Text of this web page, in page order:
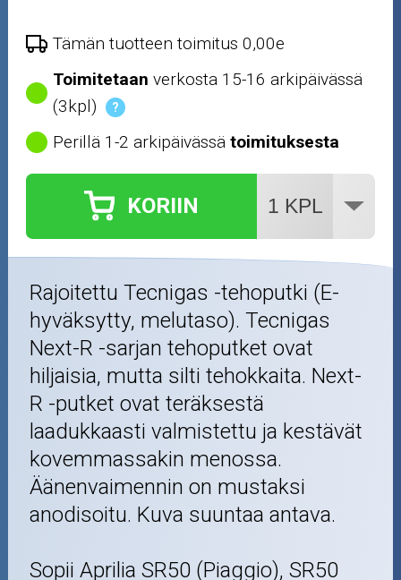
Tämän tuotteen toimitus 0,00e
Toimitetaan verkosta 15-16 arkipäivässä
(3kpl)
?
Perillä 1-2 arkipäivässätoimituksesta
KORIIN
Rajoitettu Tecnigas -tehoputki (E-
hyväksytty, melutaso). Tecnigas
Next-R -sarjan tehoputket ovat
hiljaisia, mutta silti tehokkaita. Next-
R -putket ovat teräksestä
laadukkaasti valmistettu ja kestävät
kovemmassakin menossa.
Äänenvaimennin on mustaksi
anodisoitu. Kuva suuntaa antava.
Sopii Aprilia SR50 (Piaggio), SR50